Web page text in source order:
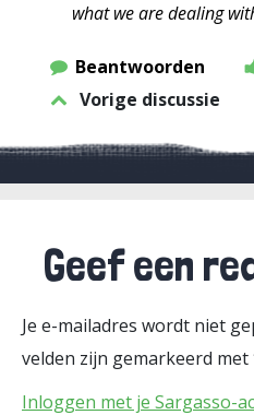
what we are dealing
Beantwoorden
Vorige discussie
Geef een
Je e-mailadres wordt niet
velden zijn gemarkeerd met
Inloggen met je Sargasso-